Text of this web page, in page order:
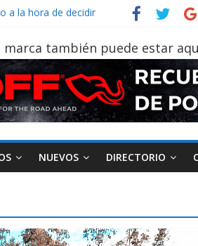
a la hora de decidir
días sin usar?
provincias en 8 días
rutas de La Vuelta
marca también puede estar
NUEVOS DIRECTORIO